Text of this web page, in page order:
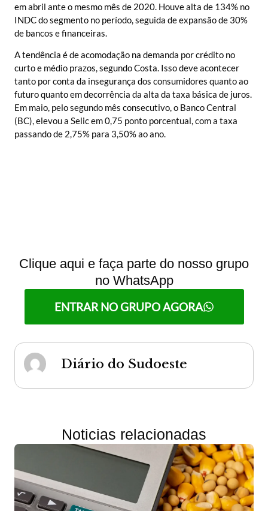
em abril ante o mesmo mês de 2020. Houve alta de 134% no
INDC do segmento no período, seguida de expansão de 30%
de bancos e financeiras.
A tendência é de acomodação na demanda por crédito no
curto e médio prazos, segundo Costa. Isso deve acontecer
tanto por conta da insegurança dos consumidores quanto ao
futuro quanto em decorrência da alta da taxa básica de juros.
Em maio, pelo segundo mês consecutivo, o Banco Central
(BC), elevou a Selic em 0,75 ponto porcentual, com a taxa
passando de 2,75% para 3,50% ao ano.
Clique aqui e faça parte do nosso grupo
no WhatsApp
ENTRAR NO GRUPO AGORA
Diário do Sudoeste
Noticias relacionadas